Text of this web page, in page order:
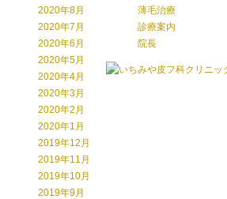
2020年8月
2020年7月
2020年6月
2020年5月
2020年4月
2020年3月
2020年2月
2020年1月
2019年12月
2019年11月
2019年10月
2019年9月
薄毛治療
診療案内
院長